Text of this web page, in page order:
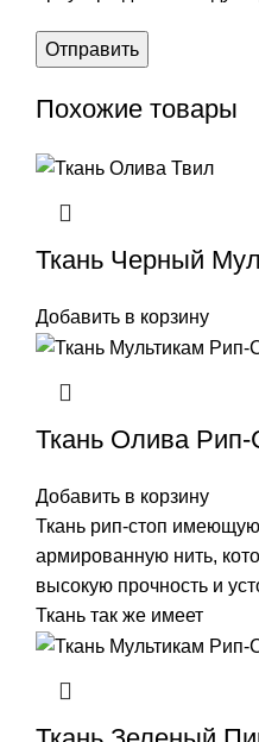
Похожие товары
Ткань Черный
Добавить в корзину
Ткань Олива
Добавить в корзину
Ткань рип-стоп
армированную нить,
высокую прочность и
Ткань так же имеет